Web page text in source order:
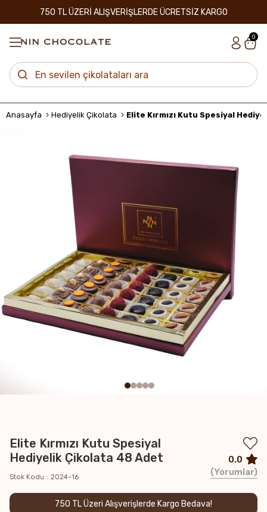
750 TL ÜZERİ ALIŞVERİŞLERDE ÜCRETSİZ KARGO
0
Anasayfa Hediyelik Çikolata
Elite Kırmızı Kutu Spesiyal
Hediyelik Çikolata 48 Adet
Stok Kodu 2024-16
750 TL Üzeri Alışverişlerde Kargo Bedava!
0.0
Yorumlar